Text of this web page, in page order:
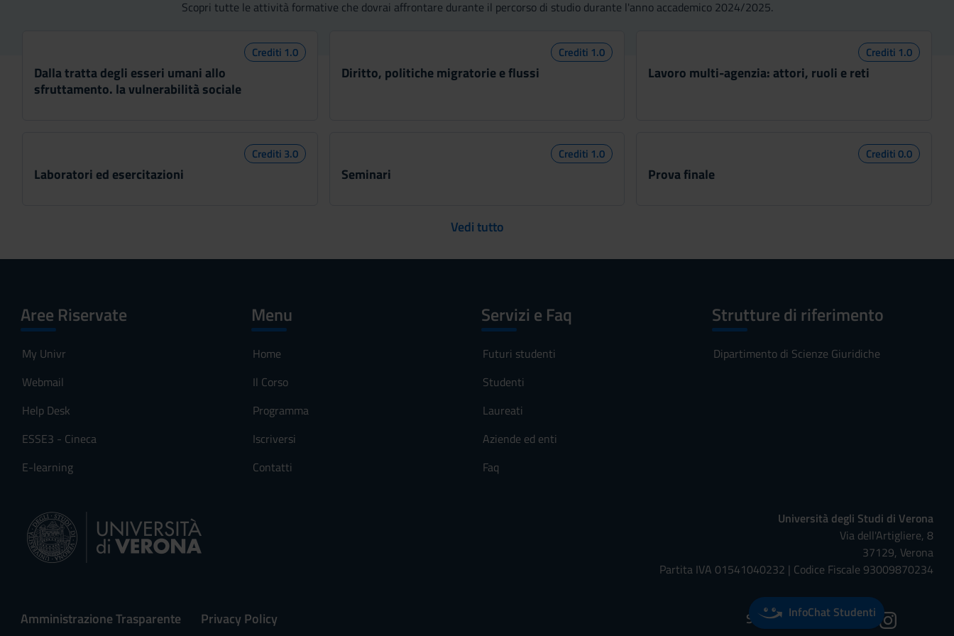
o
Scopri tutte le attività formative che dovrai affrontare durante il percorso di studio durante l'anno accademico 2024/2025.
Crediti 1.0
Dalla tratta degli esseri umani allo
sfruttamento. la vulnerabilità sociale
Crediti 1.0
Diritto, politiche migratorie e flussi
Crediti 1.0
Lavoro multi-agenzia: attori, ruoli e reti
Crediti 3.0
Laboratori ed esercitazioni
Crediti 1.0
Seminari
Crediti 0.0
Prova finale
Vedi tutto
Aree Riservate
My Univr
Webmail
Help Desk
ESSE3 - Cineca
E-learning
Menu
Home
Il Corso
Programma
Iscriversi
Contatti
Servizi e Faq
Futuri studenti
Studenti
Laureati
Aziende ed enti
Faq
Strutture di riferimento
Dipartimento di Scienze Giuridiche
Università degli Studi di Verona
Via dell'Artigliere, 8
37129, Verona
Partita IVA 01541040232 | Codice Fiscale 93009870234
Amministrazione Trasparente Privacy Policy Seguici su:InfoChat Studenti